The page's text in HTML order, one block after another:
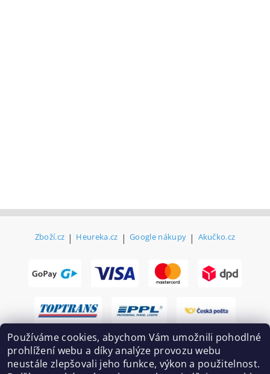
Zboží.cz | Heureka.cz | Google nákupy | Akučko.cz
Používáme cookies, abychom Vám umožnili pohodlné
prohlížení webu a díky analýze provozu webu
neustále zlepšovali jeho funkce, výkon a použitelnost.